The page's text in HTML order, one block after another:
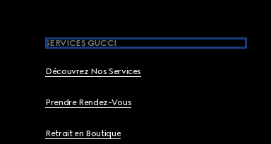
SERVICES GUCCI
Découvrez Nos Services
Prendre Rendez-Vous
Retrait en Boutique